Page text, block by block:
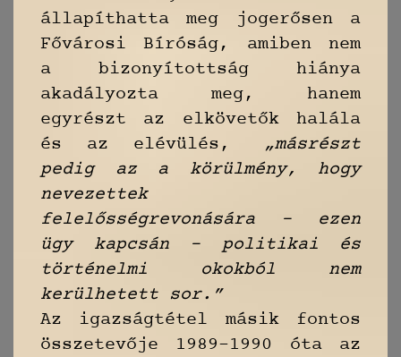
állapíthatta meg jogerősen a
Fővárosi Bíróság, amiben nem
a bizonyítottság hiánya
akadályozta meg, hanem
egyrészt az elkövetők halála
és az elévülés,
„másrészt
pedig az a körülmény, hogy
nevezettek
felelősségrevonására – ezen
ügy kapcsán – politikai és
történelmi okokból nem
kerülhetett sor.”
Az igazságtétel másik fontos
összetevője 1989–1990 óta az